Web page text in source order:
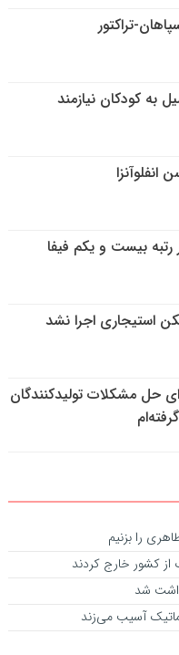
تراکتور
کودکان نیازمند
رتبه بیست و یکم فیفا
استیجاری اجرا نشد
حل مشکلات تولیدکنندگان
شد
آسیب می‌زند